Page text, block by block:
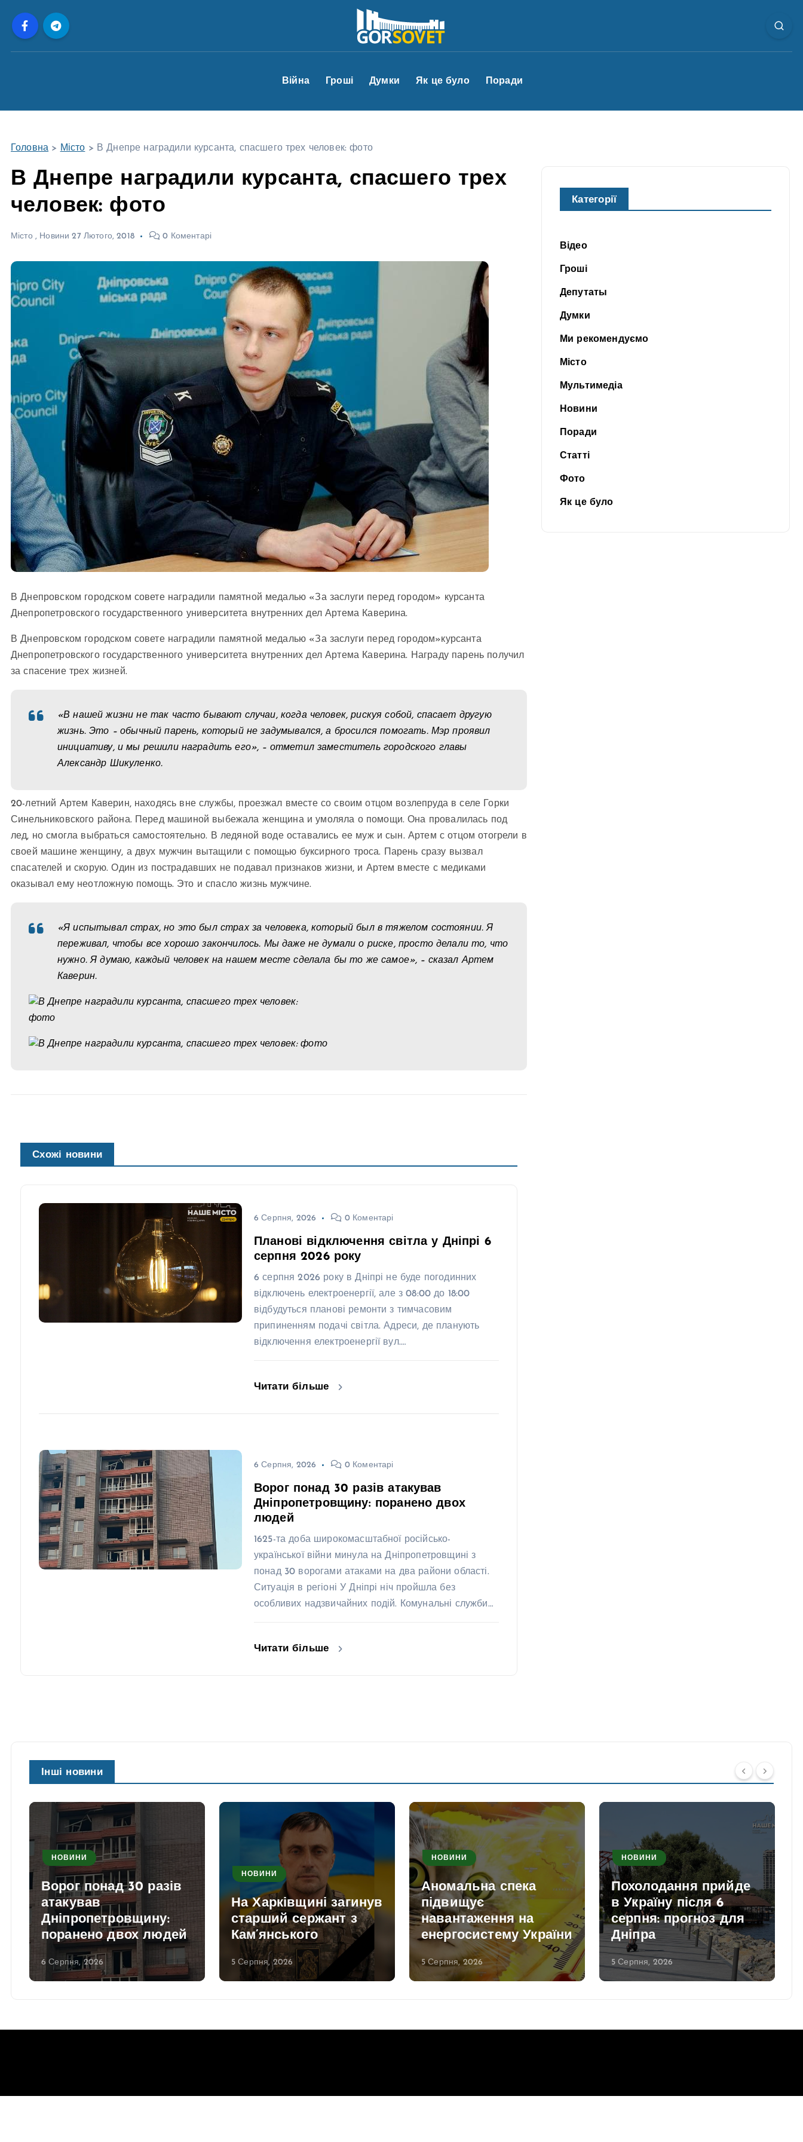
Війна Гроші Думки Як це було Поради
Головна > Місто > В Днепре наградили курсанта, спасшего трех человек: фото
В Днепре наградили курсанта, спасшего трех
человек: фото
Місто, Новини 27 Лютого, 2018 0 Коментарі
В Днепровском городском совете наградили памятной медалью «За заслуги перед городом» курсанта
Днепропетровского государственного университета внутренних дел Артема Каверина.
В Днепровском городском совете наградили памятной медалью «За заслуги перед городом»курсанта
Днепропетровского государственного университета внутренних дел Артема Каверина. Награду парень получил
за спасение трех жизней.
«В нашей жизни не так часто бывают случаи, когда человек, рискуя собой, спасает другую
жизнь. Это – обычный парень, который не задумывался, а бросился помогать. Мэр проявил
инициативу, и мы решили наградить его», – отметил заместитель городского главы
Александр Шикуленко.
20-летний Артем Каверин, находясь вне службы, проезжал вместе со своим отцом возлепруда в селе Горки
Синельниковского района. Перед машиной выбежала женщина и умоляла о помощи. Она провалилась под
лед, но смогла выбраться самостоятельно. В ледяной воде оставались ее муж и сын. Артем с отцом отогрели в
своей машине женщину, а двух мужчин вытащили с помощью буксирного троса. Парень сразу вызвал
спасателей и скорую. Один из пострадавших не подавал признаков жизни, и Артем вместе с медиками
оказывал ему неотложную помощь. Это и спасло жизнь мужчине.
«Я испытывал страх, но это был страх за человека, который был в тяжелом состоянии. Я
переживал, чтобы все хорошо закончилось. Мы даже не думали о риске, просто делали то, что
нужно. Я думаю, каждый человек на нашем месте сделала бы то же самое», – сказал Артем
Каверин.
Схожі новини
6 Серпня, 2026 0 Коментарі
Планові відключення світла у Дніпрі 6
серпня 2026 року
6 серпня 2026 року в Дніпрі не буде погодинних
відключень електроенергії, але з 08:00 до 18:00
відбудуться планові ремонти з тимчасовим
припиненням подачі світла. Адреси, де планують
відключення електроенергії вул.…
Читати більше
6 Серпня, 2026 0 Коментарі
Ворог понад 30 разів атакував
Дніпропетровщину: поранено двох
людей
1625-та доба широкомасштабної російсько-
української війни минула на Дніпропетровщині з
понад 30 ворогами атаками на два райони області.
Ситуація в регіоні У Дніпрі ніч пройшла без
особливих надзвичайних подій. Комунальні служби…
Читати більше
Категорії
Відео
Гроші
Депутаты
Думки
Ми рекомендуємо
Місто
Мультимедіа
Новини
Поради
Статті
Фото
Як це було
Інші новини
НОВИНИ
Ворог понад 30 разів
атакував
Дніпропетровщину:
поранено двох людей
6 Серпня, 2026
НОВИНИ
На Харківщині загинув
старший сержант з
Кам’янського
5 Серпня, 2026
НОВИНИ
Аномальна спека
підвищує
навантаження на
енергосистему України
5 Серпня, 2026
НОВИНИ
Похолодання прийде
в Україну після 6
серпня: прогноз для
Дніпра
5 Серпня, 2026